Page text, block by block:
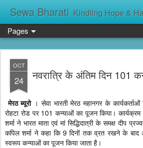
Sewa Bharati Kindling Hope & Happiness Around सेवा भारती
Pages
OCT
24 नवरात्रि के अंतिम दिन 101
मेरठ ब्यूरो । सेवा भारती मेरठ महानगर के
रोहटा रोड पर 101 कन्याओं का पूजन किया।
शर्मा ने भारत माता एवं मां सिद्धिदात्री के समक्ष दीप
कपिल शर्मा ने कहा कि 9 दिनों तक व्रत रखने के बाद
स्वरूप कन्याओं का पूजन किया जाता है।